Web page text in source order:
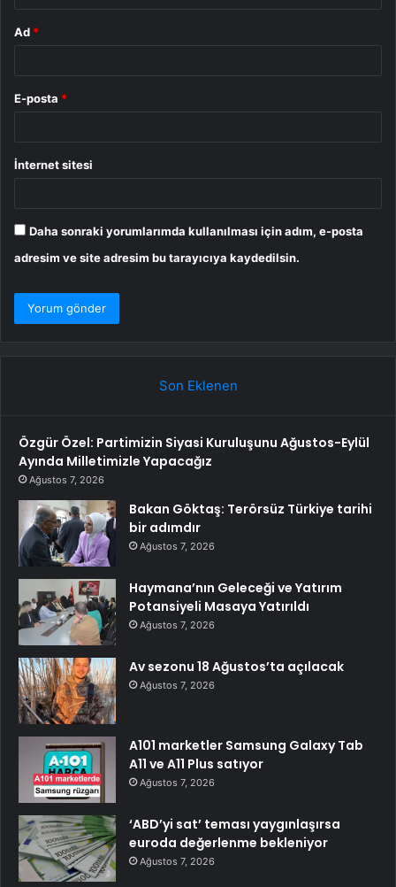
Ad *
E-posta *
İnternet sitesi
Daha sonraki yorumlarımda kullanılması için adım, e-posta
adresim ve site adresim bu tarayıcıya kaydedilsin.
Son Eklenen
Özgür Özel: Partimizin Siyasi Kuruluşunu Ağustos-Eylül
Ayında Milletimizle Yapacağız
Ağustos 7, 2026
Bakan Göktaş: Terörsüz Türkiye tarihi
bir adımdır
Ağustos 7, 2026
Haymana’nın Geleceği ve Yatırım
Potansiyeli Masaya Yatırıldı
Ağustos 7, 2026
Av sezonu 18 Ağustos’ta açılacak
Ağustos 7, 2026
A101 marketler Samsung Galaxy Tab
A11 ve A11 Plus satıyor
Ağustos 7, 2026
‘ABD’yi sat’ teması yaygınlaşırsa
euroda değerlenme bekleniyor
Ağustos 7, 2026